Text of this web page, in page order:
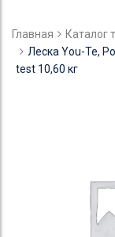
Главная Каталог
Леска You-Te,
test 10,60 кг